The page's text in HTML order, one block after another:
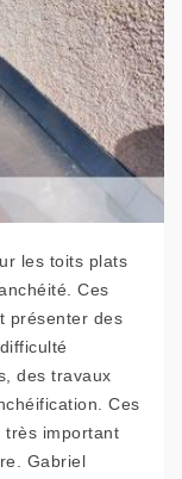
les toits plats
Ces
présenter des
des travaux
Ces
très important
Gabriel